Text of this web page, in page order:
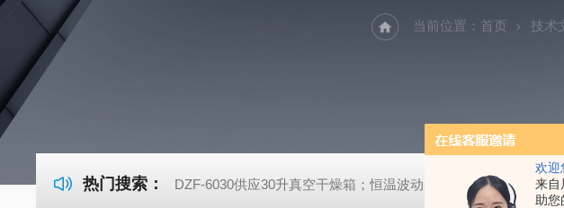
欢迎
来自
助您
当前位置： 首页 技术
热门搜索： DZF-6030供应30升真空干燥箱；恒温波动度:±0.5℃ DHG-